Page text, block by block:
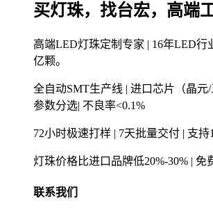
买灯珠，找台宏，高端
高端LED灯珠定制专家 | 16年LED行
亿颗。
全自动SMT生产线 | 进口芯片（晶元/
参数分选| 不良率<0.1%
72小时极速打样 | 7天批量交付 | 支持
灯珠价格比进口品牌低20%-30% | 免
联系我们